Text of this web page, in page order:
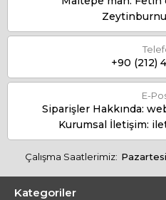
+90 (212)
E-
Siparişler Hakkında:
Kurumsal İletişim:
Çalışma Saatlerimiz:
Kategoriler